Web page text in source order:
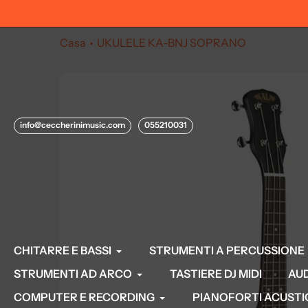
al
info@ceccherinimusic.com 055210031
CHITARRE E BASSI STRUMENTI A PERCUSSIONE
STRUMENTI AD ARCO
TASTIERE DJ MIDI
COMPUTER E RECORDING
PIANOFORTI
Casa UKULELE KA-BNJ SOPRANO